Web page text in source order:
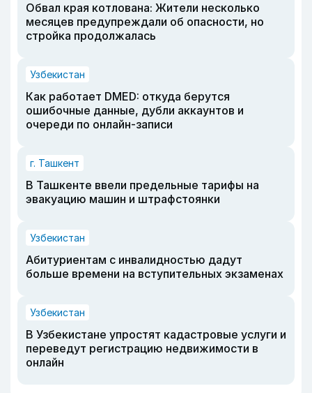
Обвал края котлована: Жители несколько
месяцев предупреждали об опасности, но
стройка продолжалась
Узбекистан
Как работает DMED: откуда берутся
ошибочные данные, дубли аккаунтов и
очереди по онлайн-записи
г. Ташкент
В Ташкенте ввели предельные тарифы на
эвакуацию машин и штрафстоянки
Узбекистан
Абитуриентам с инвалидностью дадут
больше времени на вступительных экзаменах
Узбекистан
В Узбекистане упростят кадастровые услуги и
переведут регистрацию недвижимости в
онлайн